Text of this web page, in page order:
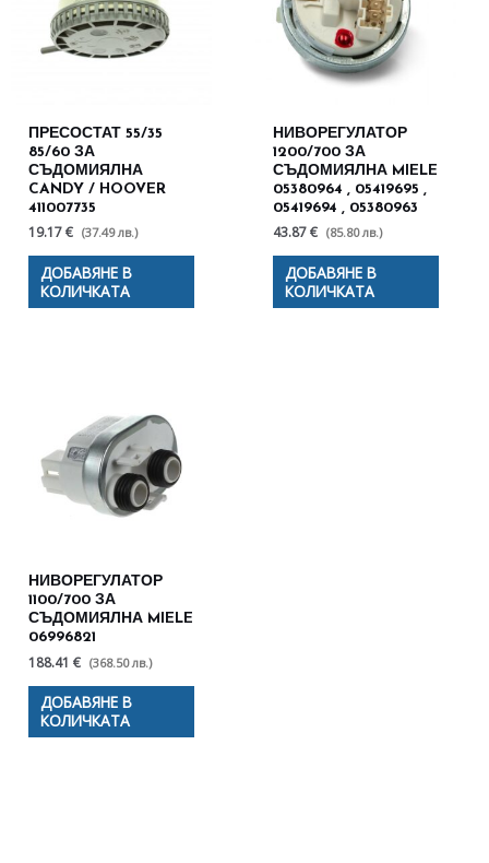
ПРЕСОСТАТ 55/35
85/60 ЗА
СЪДОМИЯЛНА
CANDY / HOOVER
411007735
19.17 € (37.49 лв.)
ДОБАВЯНЕ В
КОЛИЧКАТА
НИВОРЕГУЛАТОР
1200/700 ЗА
СЪДОМИЯЛНА MIELE
05380964 , 05419695 ,
05419694 , 05380963
43.87 € (85.80 лв.)
ДОБАВЯНЕ В
КОЛИЧКАТА
НИВОРЕГУЛАТОР
1100/700 ЗА
СЪДОМИЯЛНА MIELE
06996821
188.41 € (368.50 лв.)
ДОБАВЯНЕ В
КОЛИЧКАТА